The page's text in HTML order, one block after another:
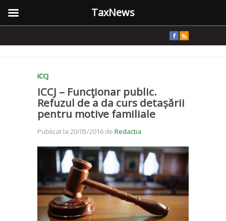
ICCJ
ICCJ – Funcţionar public.
Refuzul de a da curs detașării
pentru motive familiale
Publicat la 20/05/2016 de Redactia
TaxNews